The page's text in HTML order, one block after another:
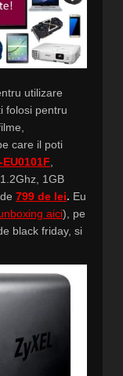
utilizare
folosi pentru
care il poti
1GB
799 de lei. Eu
aici), pe
black friday, si